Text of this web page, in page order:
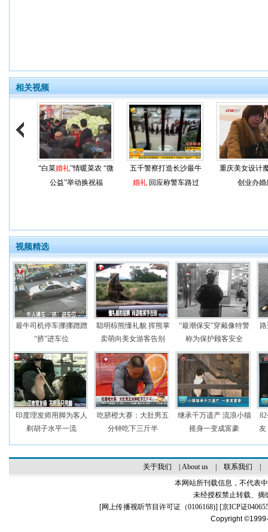
相关视频
“白菜婚礼”情暖菜农 “微
公益”举动换祝福
五千警察打造长沙最牛
婚礼回应称警车路过
重庆美女设计
创业办婚
视频精选
最牛司机停车挪挪蹭蹭
“挤”进车位
聪明棕熊懂礼貌 挥熊掌
卖萌向美女游客告别
“最潮保安”穿戴像特警
称为保护顾客安全
印度理发师用脚为客人
剃胡子水平一流
吃脐橙大赛：大肚男五
分钟吃下三斤半
继承千万遗产 流浪小猫
摇身一变成富豪
友
关于我们 About us| 联系我们
本网站所刊载信息，不代表
未经授权禁止转载、摘
[网上传播视听节目许可证（0106168)] [京ICP证
Copyright